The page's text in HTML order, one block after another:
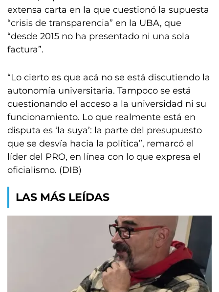
extensa carta en la que cuestionó la supuesta
“crisis de transparencia” en la UBA, que
“desde 2015 no ha presentado ni una sola
factura”.
“Lo cierto es que acá no se está discutiendo la
autonomía universitaria. Tampoco se está
cuestionando el acceso a la universidad ni su
funcionamiento. Lo que realmente está en
disputa es ‘la suya’: la parte del presupuesto
que se desvía hacia la política”, remarcó el
líder del PRO, en línea con lo que expresa el
oficialismo. (DIB)
LAS MÁS LEÍDAS